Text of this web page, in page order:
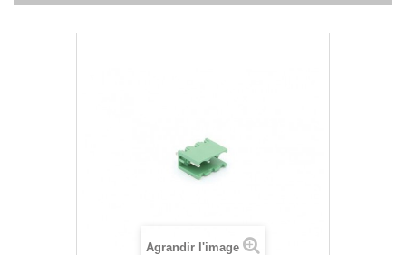
Agrandir l'image